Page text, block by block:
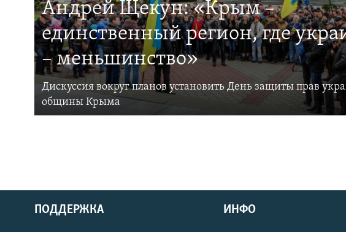
Андрей Щекун: «Крым –
единственный регион, где
– меньшинство»
Дискуссия вокруг планов установить День защиты прав
общины Крыма
ПОДДЕРЖКА ИНФО